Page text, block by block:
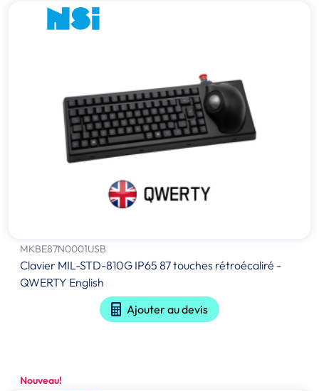
MKBE87N0001USB
Clavier MIL-STD-810G IP65 87 touches rétroécaliré -
QWERTY English
Ajouter au devis
Nouveau!